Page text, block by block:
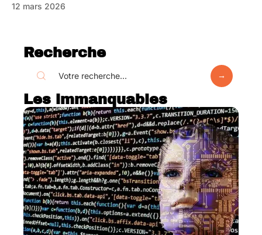
12 mars 2026
Recherche
Les immanquables